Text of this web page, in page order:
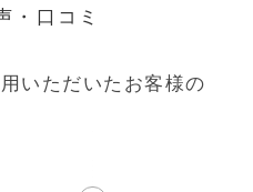
・口コミ
いただいたお客様の